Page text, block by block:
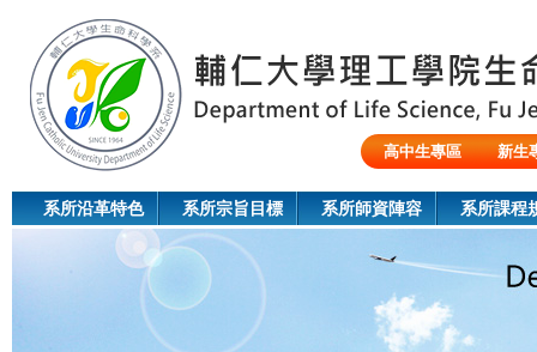
高中生專區
新生
系所沿革特色 系所宗旨目標 系所師資陣容 系所課程